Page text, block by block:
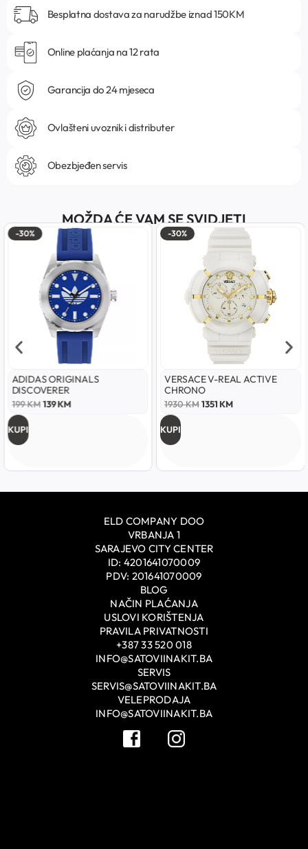
Besplatna dostava za narudžbe iznad 150KM
Online plaćanja na 12 rata
Garancija do 24 mjeseca
Ovlašteni uvoznik i distributer
Obezbjeđen servis
MOŽDA ĆE VAM SE SVIDJETI
-30%
ADIDAS ORIGINALS
DISCOVERER
199KM139KM
KUPI
-30%
VERSACE V-REAL ACTIVE
CHRONO
1930KM 1351KM
KUPI
ELD COMPANY DOO
VRBANJA 1
SARAJEVO CITY CENTER
ID: 4201641070009
PDV: 201641070009
BLOG
NAČIN PLAĆANJA
USLOVI KORIŠTENJA
PRAVILA PRIVATNOSTI
+387 33 520 018
INFO@SATOVIINAKIT.BA
SERVIS
SERVIS@SATOVIINAKIT.BA
VELEPRODAJA
INFO@SATOVIINAKIT.BA